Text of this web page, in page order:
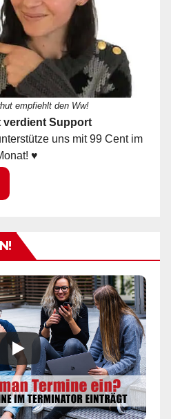
empfiehlt den Ww!
verdient Support
uns mit 99 Cent im
♥